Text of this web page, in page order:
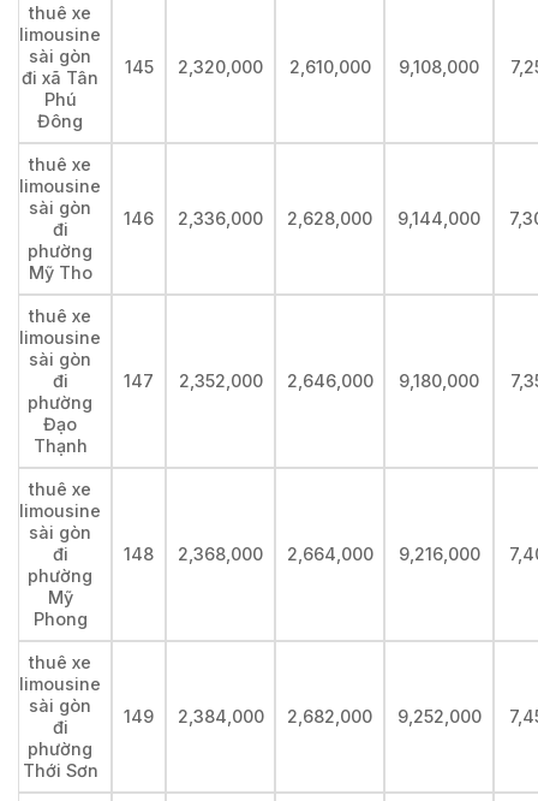
thuê xe
limousine
sài gòn
đi xã Tân
Phú
Đông
145 2,320,000 2,610,000 9,108,000
thuê xe
limousine
sài gòn
đi
phường
Mỹ Tho
146 2,336,000 2,628,000 9,144,000
thuê xe
limousine
sài gòn
đi
phường
Đạo
Thạnh
147 2,352,000 2,646,000 9,180,000
thuê xe
limousine
sài gòn
đi
phường
Mỹ
Phong
148 2,368,000 2,664,000 9,216,000
thuê xe
limousine
sài gòn
đi
phường
Thới Sơn
149 2,384,000 2,682,000 9,252,000